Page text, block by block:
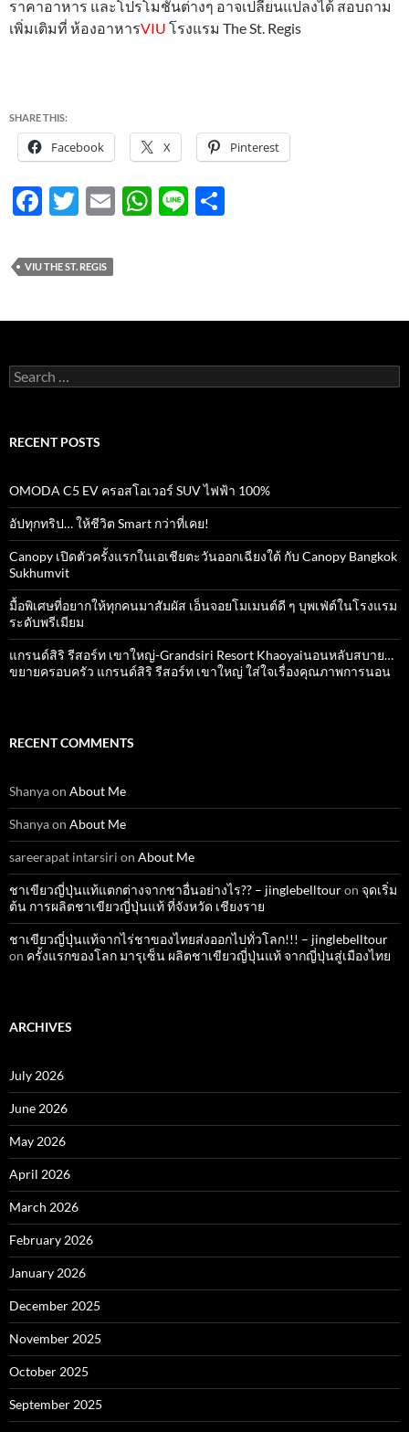
ราคาอาหาร และโปรโมชั่นต่างๆ อาจเปลี่ยนแปลงได้ สอบถาม
เพิ่มเติมที่ ห้องอาหารVIU โรงแรม The St. Regis
SHARE THIS:
Facebook X Pinterest
F
e
b
o
k
T
itt
er
E
W
A
p
Li
VIU THE ST. REGIS
Search
for:
RECENT POSTS
OMODA C5 EV ครอสโอเวอร์ SUV ไฟฟ้า 100%
อัปทุกทริป… ให้ชีวิต Smart กว่าที่เคย!
Canopy เปิดตัวครั้งแรกในเอเชียตะวันออกเฉียงใต้ กับ Canopy Bangkok
Sukhumvit
มื้อพิเศษที่อยากให้ทุกคนมาสัมผัส เอ็นจอยโมเมนต์ดี ๆ บุพเฟ่ต์ในโรงแรม
ระดับพรีเมียม
แกรนด์สิริ​ รีสอร์ท​ เขาใหญ่​-Grandsiri​ Resort​ Khaoyaiนอนหลับสบาย…
ขยายครอบครัว แกรนด์สิริ รีสอร์ท เขาใหญ่ ใส่ใจเรื่องคุณภาพการนอน
RECENT COMMENTS
Shanyaon About Me
Shanyaon About Me
sareerapat intarsiri on About Me
ชาเขียวญี่ปุ่นแท้แตกต่างจากชาอื่นอย่างไร?? – jinglebelltouron จุดเริ่ม
ต้น การผลิตชาเขียวญี่ปุ่นแท้ ที่จังหวัด เชียงราย
ชาเขียวญี่ปุ่นแท้จากไร่ชาของไทยส่งออกไปทั่วโลก!!! – jinglebelltour
on ครั้งแรกของโลก มารุเซ็น ผลิตชาเขียวญี่ปุ่นแท้ จากญี่ปุ่นสู่เมืองไทย
ARCHIVES
July 2026
June 2026
May 2026
April 2026
March 2026
February 2026
January 2026
December 2025
November 2025
October 2025
September 2025